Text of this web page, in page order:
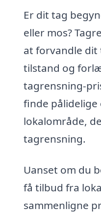
Er dit tag
eller mos?
at forvandle
tilstand og
tagrensning-
finde
lokalområde,
tagrensning.
Uanset om du
få tilbud fra
sammenligne